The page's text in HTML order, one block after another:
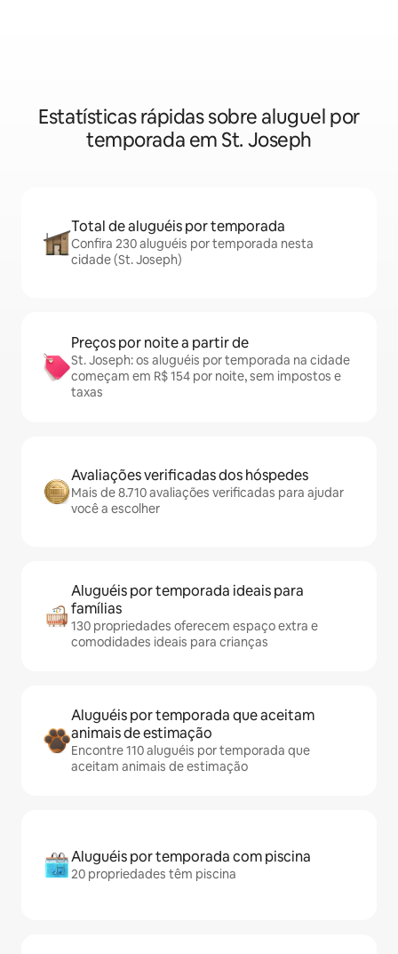
Estatísticas rápidas sobre aluguel por
temporada em St. Joseph
Total de aluguéis por temporada
Confira 230 aluguéis por temporada nesta
cidade (St. Joseph)
Preços por noite a partir de
St. Joseph: os aluguéis por temporada na cidade
começam em R$ 154 por noite, sem impostos e
taxas
Avaliações verificadas dos hóspedes
Mais de 8.710 avaliações verificadas para ajudar
você a escolher
Aluguéis por temporada ideais para
famílias
130 propriedades oferecem espaço extra e
comodidades ideais para crianças
Aluguéis por temporada que aceitam
animais de estimação
Encontre 110 aluguéis por temporada que
aceitam animais de estimação
Aluguéis por temporada com piscina
20 propriedades têm piscina